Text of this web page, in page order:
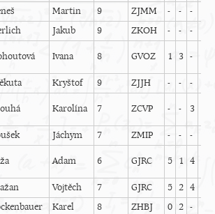
Martin 9 ZJMM - - -
Jakub 9 ZKOH - - -
Ivana 8 GVOZ 1 3 -
Kryštof 9 ZJJH - - -
Karolína 7 ZCVP - - 3
Jáchym 7 ZMIP - - -
Adam 6 GJRC 5 1 4
Vojtěch 7 GJRC 5 2 4
Karel 8 ZHBJ 0 2 -